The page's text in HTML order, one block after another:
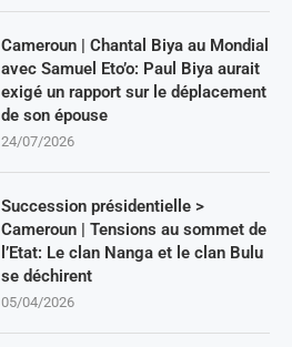
Cameroun | Chantal Biya au Mondial
avec Samuel Eto’o: Paul Biya aurait
exigé un rapport sur le déplacement
de son épouse
24/07/2026
Succession présidentielle >
Cameroun | Tensions au sommet de
l’Etat: Le clan Nanga et le clan Bulu
se déchirent
05/04/2026